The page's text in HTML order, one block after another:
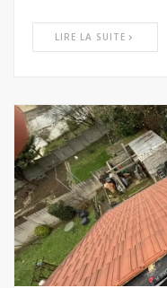
LIRE LA SUITE